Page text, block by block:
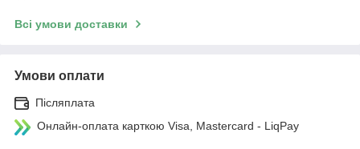
Всі умови доставки
Умови оплати
Післяплата
Онлайн-оплата карткою Visa, Mastercard - LiqPay